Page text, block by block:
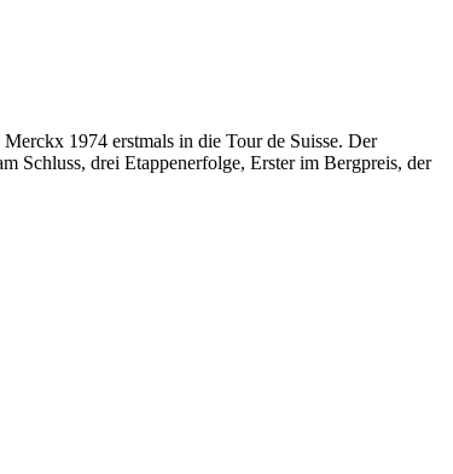
1974 erstmals in die Tour de Suisse. Der
Schluss, drei Etappenerfolge, Erster im Bergpreis, der